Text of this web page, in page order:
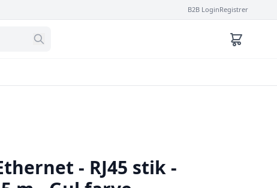
B2B LoginRegistrer
- RJ45 stik -